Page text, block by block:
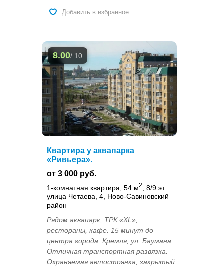
Добавить в избранное
8.00/ 10
Квартира у аквапарка
«Ривьера».
от 3 000 руб.
1-комнатная квартира, 54 м2
, 8/9 эт.
улица Четаева, 4, Ново-Савиновский
район
Рядом аквапарк, ТРК «XL»,
рестораны, кафе. 15 минут до
центра города, Кремля, ул. Баумана.
Отличная транспортная развязка.
Охраняемая автостоянка, закрытый